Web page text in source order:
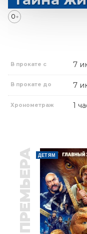
0+
В прокате с 7
В прокате до 7
Хронометраж 1
ПРЕМЬЕРА ДЕТЯМ